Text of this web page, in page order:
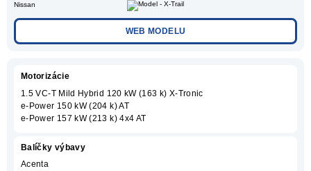
WEB MODELU
Motorizácie
1.5 VC-T Mild Hybrid 120 kW (163 k) X-Tronic
e-Power 150 kW (204 k) AT
e-Power 157 kW (213 k) 4x4 AT
Balíčky výbavy
Acenta